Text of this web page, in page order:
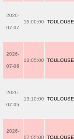
2026-
07-07
15:00:00 TOULOUSE
2026-
07-06
13:05:00 TOULOUSE
2026-
07-05
13:10:00 TOULOUSE
2026-
07:05:00
TOULOUSE